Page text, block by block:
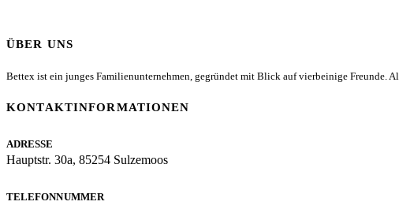
ÜBER UNS
Bettex ist ein junges Familienunternehmen, gegründet mit Blick auf vierbeinige Freunde.
KONTAKTINFORMATIONEN
ADRESSE
Hauptstr. 30a, 85254 Sulzemoos
TELEFONNUMMER